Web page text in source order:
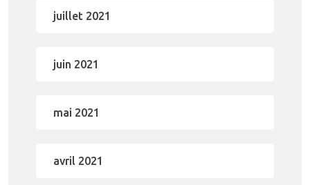
juillet 2021
juin 2021
mai 2021
avril 2021